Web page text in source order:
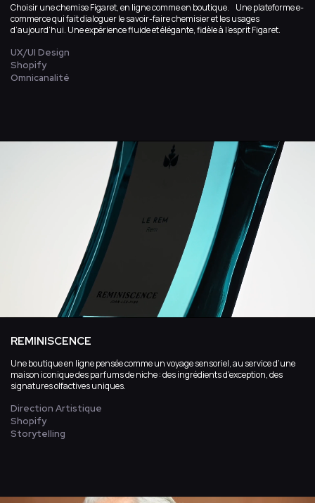
Choisir une chemise Figaret, en ligne comme en boutique. Une plateforme e-
commerce qui fait dialoguer le savoir-faire chemisier et les usages
d’aujourd’hui. Une expérience fluide et élégante, fidèle à l’esprit Figaret.
UX/UI Design
Shopify
Omnicanalité
REMINISCENCE
Une boutique en ligne pensée comme un voyage sensoriel, au service d’une
maison iconique des parfums de niche : des ingrédients d’exception, des
signatures olfactives uniques.
Direction Artistique
Shopify
Storytelling